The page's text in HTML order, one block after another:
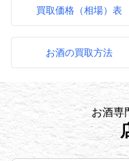
買取価格（相場）表
お酒の買取方法
お酒専